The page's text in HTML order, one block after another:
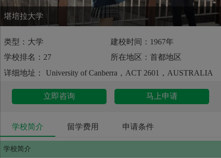
堪培拉大学
类型：大学
建校时间：1967年
学校排名：27
所在地区：首都地区
详细地址：
University of Canberra，ACT 2601，AUSTRALIA
立即咨询 马上申请
学校简介 留学费用 申请条件
学校简介